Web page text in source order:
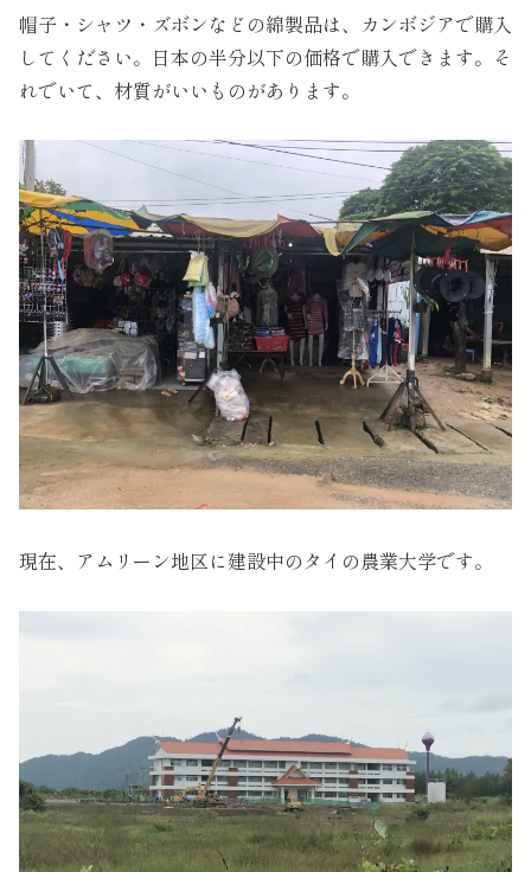
帽子・シャツ・ズボンなどの綿製品は、カンボジアで購入
してください。日本の半分以下の価格で購入できます。そ
れでいて、材質がいいものがあります。
現在、アムリーン地区に建設中のタイの農業大学です。